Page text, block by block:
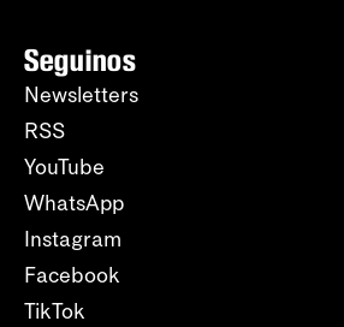
Seguinos
Newsletters
RSS
YouTube
WhatsApp
Instagram
Facebook
TikTok